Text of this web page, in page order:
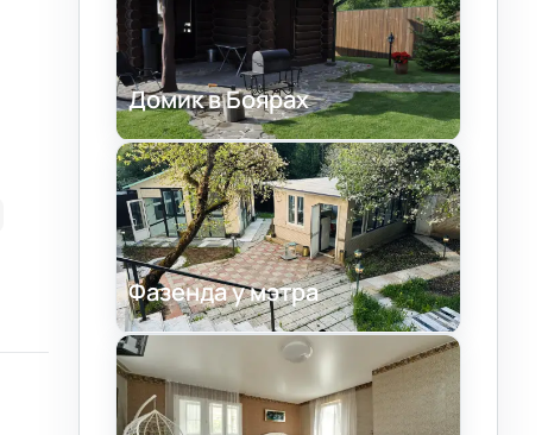
Домик в Боярах
Фазенда у мэтра